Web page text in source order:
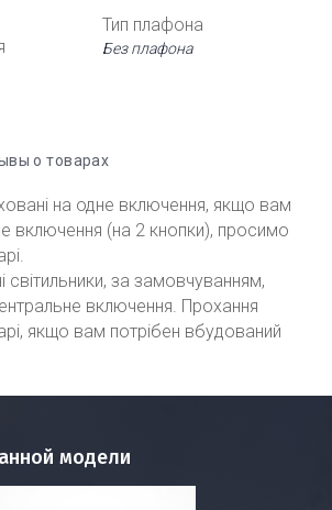
Тип плафона
Без плафона
о товарах
на одне включення, якщо вам
включення (на 2 кнопки), просимо
світильники, за замовчуванням,
включення. Прохання
якщо вам потрібен вбудований
модели